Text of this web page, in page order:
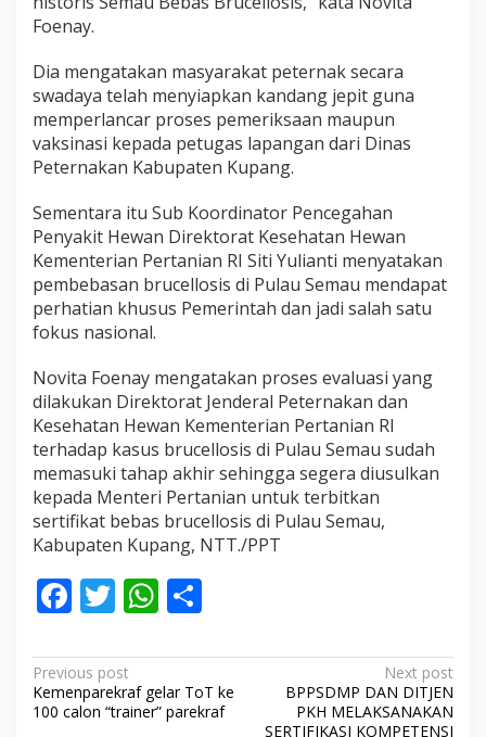
Foenay.
Dia mengatakan masyarakat peternak secara
swadaya telah menyiapkan kandang jepit guna
memperlancar proses pemeriksaan maupun
vaksinasi kepada petugas lapangan dari Dinas
Peternakan Kabupaten Kupang.
Sementara itu Sub Koordinator Pencegahan
Penyakit Hewan Direktorat Kesehatan Hewan
Kementerian Pertanian RI Siti Yulianti menyatakan
pembebasan brucellosis di Pulau Semau mendapat
perhatian khusus Pemerintah dan jadi salah satu
fokus nasional.
Novita Foenay mengatakan proses evaluasi yang
dilakukan Direktorat Jenderal Peternakan dan
Kesehatan Hewan Kementerian Pertanian RI
terhadap kasus brucellosis di Pulau Semau sudah
memasuki tahap akhir sehingga segera diusulkan
kepada Menteri Pertanian untuk terbitkan
sertifikat bebas brucellosis di Pulau Semau,
Kabupaten Kupang, NTT./PPT
F
e
b
T
itt
er
W
at
s
ar
e
P
o
Previous post
Kemenparekraf gelar ToT ke
100 calon “trainer” parekraf
Next post
BPPSDMP DAN DITJEN
PKH MELAKSANAKAN
SERTIFIKASI KOMPETENSI